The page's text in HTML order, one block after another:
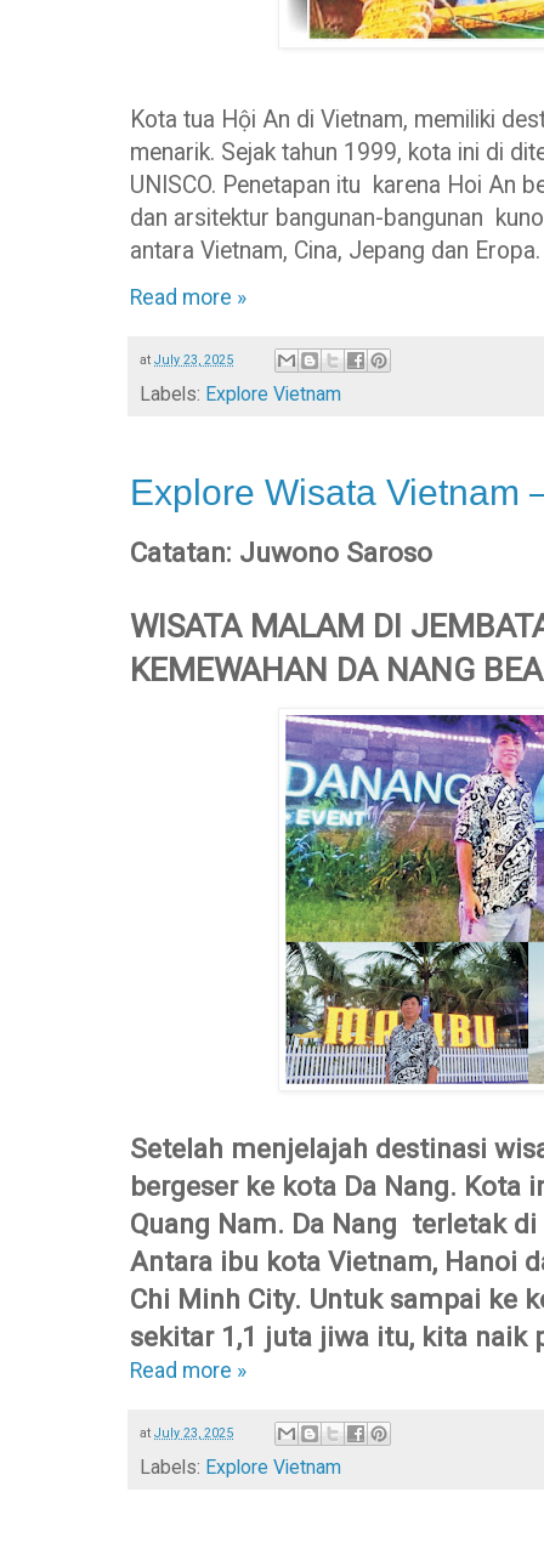
Kota tua Hội An di Vietnam, memiliki
menarik. Sejak tahun 1999, kota ini di
UNISCO. Penetapan itu karena Hoi An
dan arsitektur bangunan-bangunan
antara Vietnam, Cina, Jepang dan Eropa.
Read more »
at July 23, 2025
Labels: Explore Vietnam
Explore Wisata Vietnam
Catatan: Juwono Saroso
WISATA MALAM DI
KEMEWAHAN DA NANG
Setelah menjelajah destinasi
bergeser ke kota Da Nang. Kota
Quang Nam. Da Nang terletak
Antara ibu kota Vietnam, Hanoi
Chi Minh City. Untuk sampai ke
sekitar 1,1 juta jiwa itu, kita naik
Read more »
at July 23, 2025
Labels: Explore Vietnam